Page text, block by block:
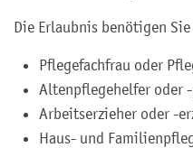
Die Erlaubnis benötigen
Pflegefachfrau oder
Altenpflegehelfer oder
Arbeitserzieher oder -
Haus- und